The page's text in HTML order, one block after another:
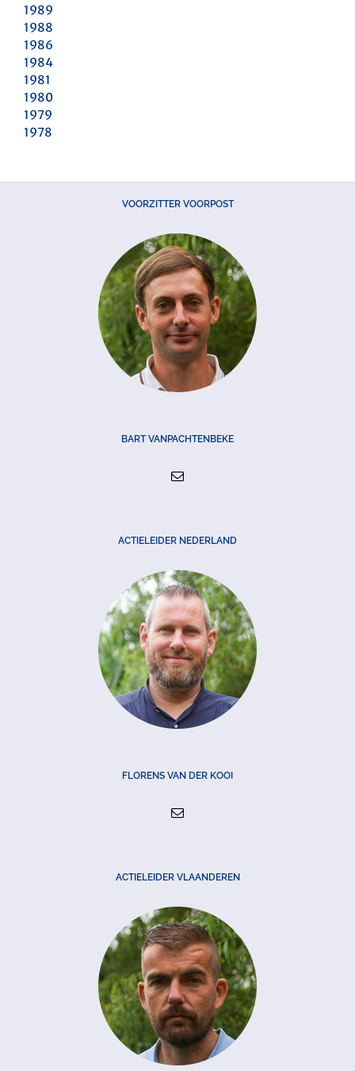
1989
1988
1986
1984
1981
1980
1979
1978
VOORZITTER VOORPOST
BART VANPACHTENBEKE
ACTIELEIDER NEDERLAND
FLORENS VAN DER KOOI
ACTIELEIDER VLAANDEREN